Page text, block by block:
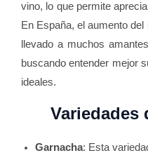
vino, lo que permite
En España, el aumento
llevado a muchos
buscando entender mejor
ideales.
Variedades
Garnacha: Esta